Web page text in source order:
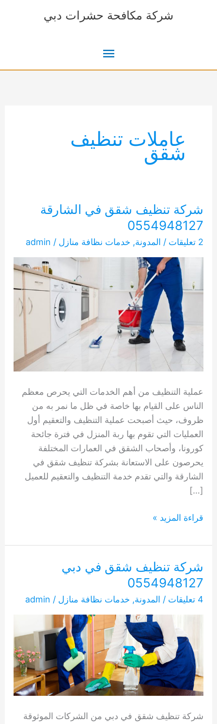
شركة مكافحة حشرات دبي
القائمة
عاملات تنظيف
شقق
شركة تنظيف شقق في الشارقة
0554948127
2 تعليقات / المدونة, خدمات نظافة منازل /
admin
عملية التنظيف من أهم الخدمات التي يحرص معظم
الناس على القيام بها خاصة في ظل ما نمر به من
ظروف، حيث أصبحت عملية التنظيف والتعقيم أول
العمليات التي تقوم بها ربة المنزل في فترة جائحة
كورونا، وأصحاب الشقق في العمارات المختلفة
يحرصون على الاستعانة بشركة تنظيف شقق في
الشارقة والتي تقدم خدمة التنظيف والتعقيم للعميل
[…]
شركة
شقق
الشارقة
0554948127
قراءة المزيد »
شركة تنظيف شقق في دبي
0554948127
4 تعليقات / المدونة, خدمات نظافة منازل /
admin
شركة تنظيف شقق في دبي من الشركات الموثوقة